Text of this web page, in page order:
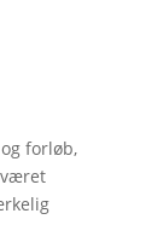
forløb,